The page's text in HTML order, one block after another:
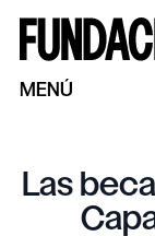
MENÚ
Las